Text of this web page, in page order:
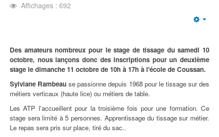
Affichages : 692
Des amateurs nombreux pour le stage de tissage du samedi 10
octobre, nous lançons donc des inscriptions pour un deuxième
stage le dimanche 11 octobre de 10h à 17h à l'école de Coussan.
Sylviane Rambeau se passionne depuis 1968 pour le tissage sur des
métiers verticaux (haute lice) ou métiers de table.
Les ATP l'accueillent pour la troisième fois pour une formation. Ce
stage sera limité à 5 personnes. Apprentissage du tissage sur métier.
Le repas sera pris sur place, tiré du sac..